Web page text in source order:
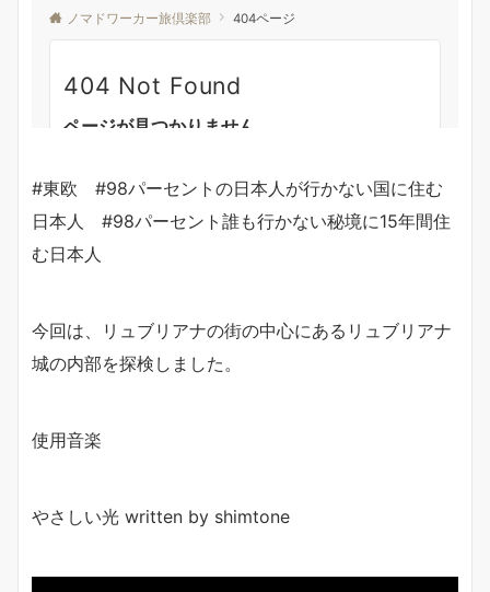
#東欧 #98パーセントの日本人が行かない国に住む
日本人 #98パーセント誰も行かない秘境に15年間住
む日本人
今回は、リュブリアナの街の中心にあるリュブリアナ
城の内部を探検しました。
使用音楽
やさしい光 written by shimtone